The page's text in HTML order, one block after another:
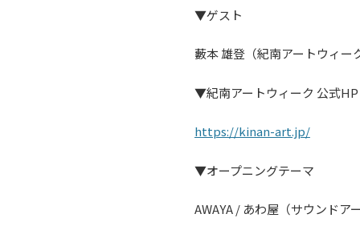
▼ゲスト
藪本 雄登（紀南アートウィー
▼紀南アートウィーク 公式HP
⁠⁠⁠⁠⁠https://kinan-art.jp/⁠⁠⁠⁠⁠
▼オープニングテーマ
AWAYA / あわ屋（サウンドア